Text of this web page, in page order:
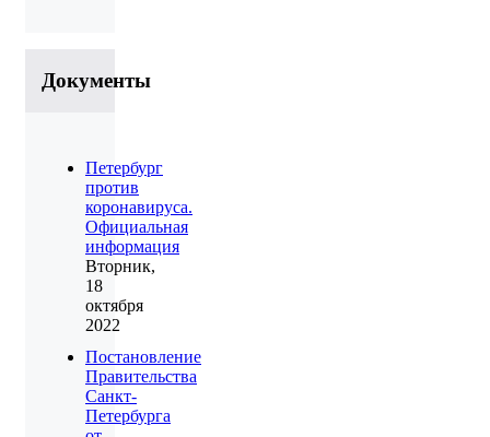
Документы
Петербург
против
коронавируса.
Официальная
информация
Вторник,
18
октября
2022
Постановление
Правительства
Санкт-
Петербурга